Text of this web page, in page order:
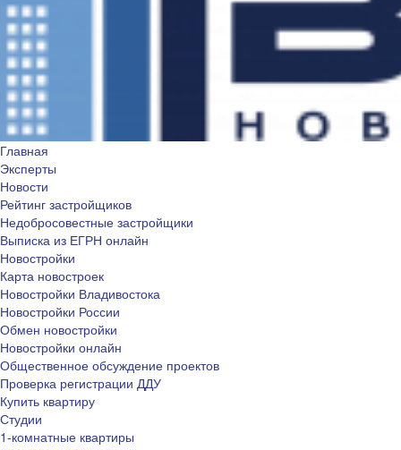
Главная
Эксперты
Новости
Рейтинг застройщиков
Недобросовестные застройщики
Выписка из ЕГРН онлайн
Новостройки
Карта новостроек
Новостройки Владивостока
Новостройки России
Обмен новостройки
Новостройки онлайн
Общественное обсуждение проектов
Проверка регистрации ДДУ
Купить квартиру
Студии
1-комнатные квартиры